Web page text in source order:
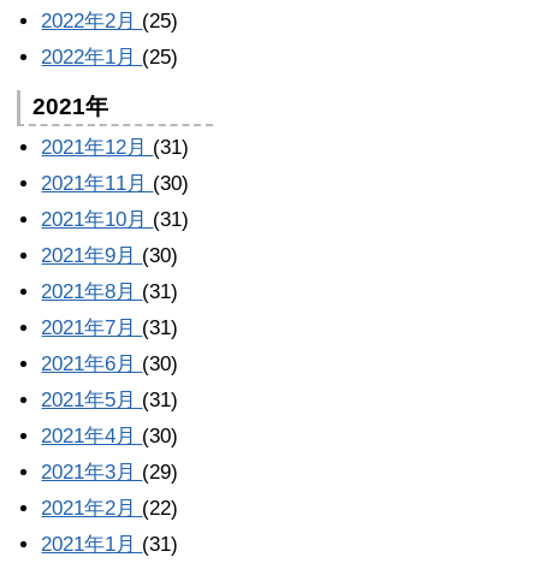
2022年2月 (25)
2022年1月 (25)
2021年
2021年12月 (31)
2021年11月 (30)
2021年10月 (31)
2021年9月 (30)
2021年8月 (31)
2021年7月 (31)
2021年6月 (30)
2021年5月 (31)
2021年4月 (30)
2021年3月 (29)
2021年2月 (22)
2021年1月 (31)